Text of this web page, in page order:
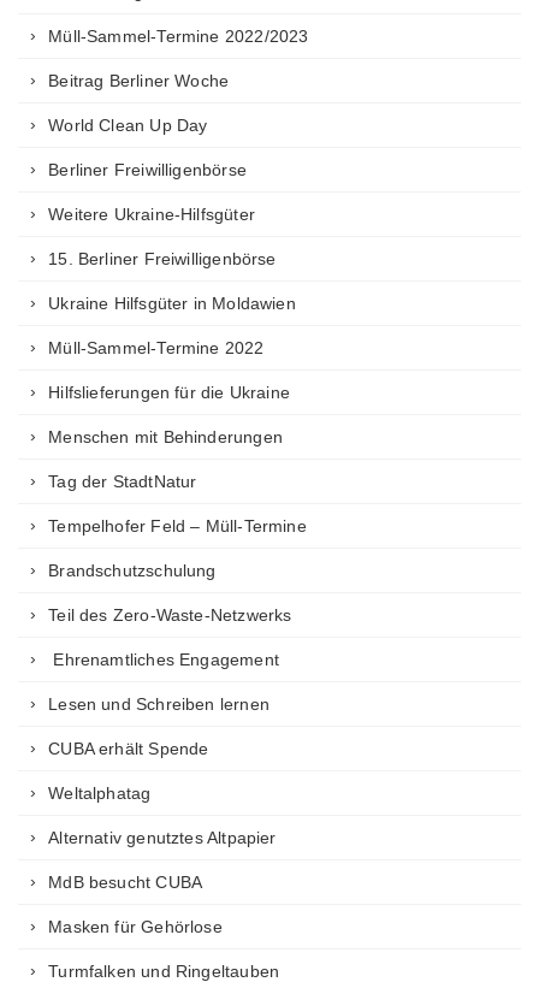
Müll-Sammel-Termine 2022/2023
Beitrag Berliner Woche
World Clean Up Day
Berliner Freiwilligenbörse
Weitere Ukraine-Hilfsgüter
15. Berliner Freiwilligenbörse
Ukraine Hilfsgüter in Moldawien
Müll-Sammel-Termine 2022
Hilfslieferungen für die Ukraine
Menschen mit Behinderungen
Tag der StadtNatur
Tempelhofer Feld – Müll-Termine
Brandschutzschulung
Teil des Zero-Waste-Netzwerks
Ehrenamtliches Engagement
Lesen und Schreiben lernen
CUBA erhält Spende
Weltalphatag
Alternativ genutztes Altpapier
MdB besucht CUBA
Masken für Gehörlose
Turmfalken und Ringeltauben